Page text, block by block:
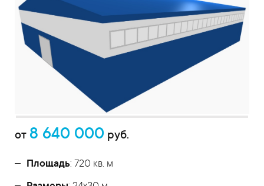
от 8 640 000 руб.
Площадь: 720 кв. м